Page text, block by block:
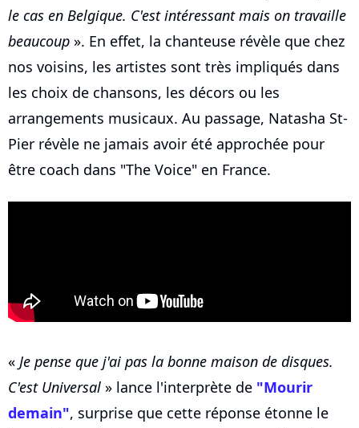
le cas en Belgique. C'est intéressant mais on travaille
beaucoup ». En effet, la chanteuse révèle que chez
nos voisins, les artistes sont très impliqués dans
les choix de chansons, les décors ou les
arrangements musicaux. Au passage, Natasha St-
Pier révèle ne jamais avoir été approchée pour
être coach dans "The Voice" en France.
« Je pense que j'ai pas la bonne maison de disques.
C'est Universal » lance l'interprète de "Mourir
demain", surprise que cette réponse étonne le